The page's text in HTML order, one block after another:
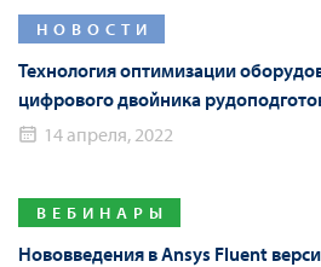
НОВОСТИ
Технология оптимизации
цифрового двойника
Mining World Russia 2022
14 апреля, 2022
ВЕБИНАРЫ
Нововведения в Ansys Fluent